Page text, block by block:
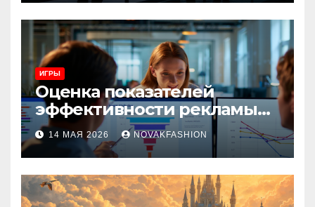
ИГРЫ
Оценка показателей
эффективности рекламы
при атрибуции
множественных точек
касания
14 МАЯ 2026 NOVAKFASHION